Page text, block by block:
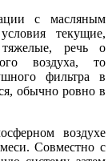
с масляным
текущие,
речь о
воздуха, то
фильтра в
обычно ровно в
воздухе
Совместно с